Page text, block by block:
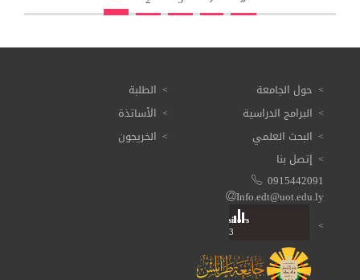
حول الجامعة
البرامج الدراسية
البحث العلمي
الطلبة
الأساتذة
الخريجون
إتصل بنا
0915442091
Info.edt@uot.edu.ly
Total: 3 613 423
Visitors